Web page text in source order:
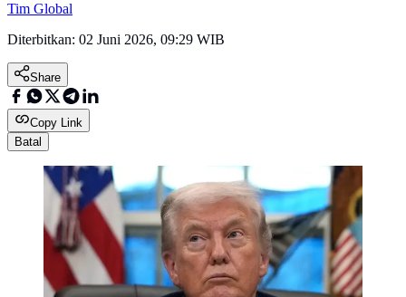
Tim Global
Diterbitkan: 02 Juni 2026, 09:29 WIB
Share
Copy Link
Batal